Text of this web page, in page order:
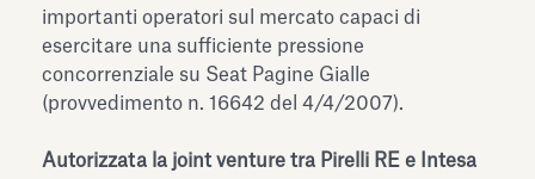
importanti operatori sul mercato capaci di
esercitare una sufficiente pressione
concorrenziale su Seat Pagine Gialle
(provvedimento n. 16642 del 4/4/2007).
Autorizzata la joint venture tra Pirelli RE e Intesa